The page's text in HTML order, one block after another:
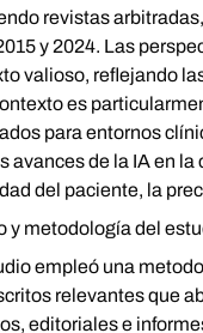
revistas
y 2024. Las
valioso, reflejando
es
para entornos
avances de la IA en
del paciente, la
y metodología del
empleó una
relevantes que
editoriales e